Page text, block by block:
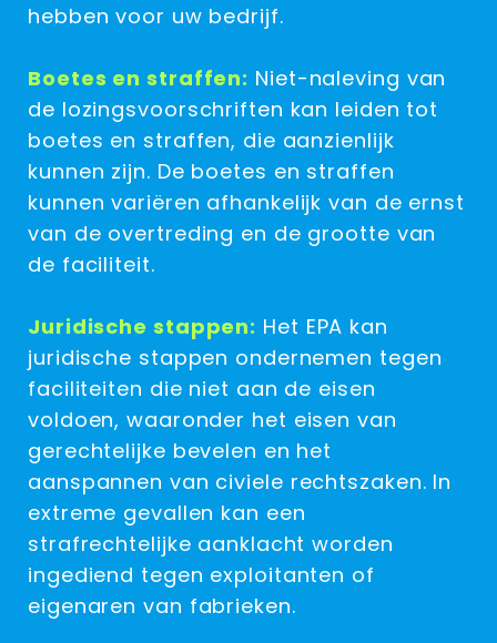
hebben voor uw bedrijf.
Boetes en straffen: Niet-naleving van
de lozingsvoorschriften kan leiden tot
boetes en straffen, die aanzienlijk
kunnen zijn. De boetes en straffen
kunnen variëren afhankelijk van de ernst
van de overtreding en de grootte van
de faciliteit.
Juridische stappen: Het EPA kan
juridische stappen ondernemen tegen
faciliteiten die niet aan de eisen
voldoen, waaronder het eisen van
gerechtelijke bevelen en het
aanspannen van civiele rechtszaken. In
extreme gevallen kan een
strafrechtelijke aanklacht worden
ingediend tegen exploitanten of
eigenaren van fabrieken.